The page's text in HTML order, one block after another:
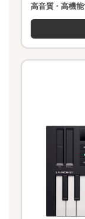
高音質・高機能